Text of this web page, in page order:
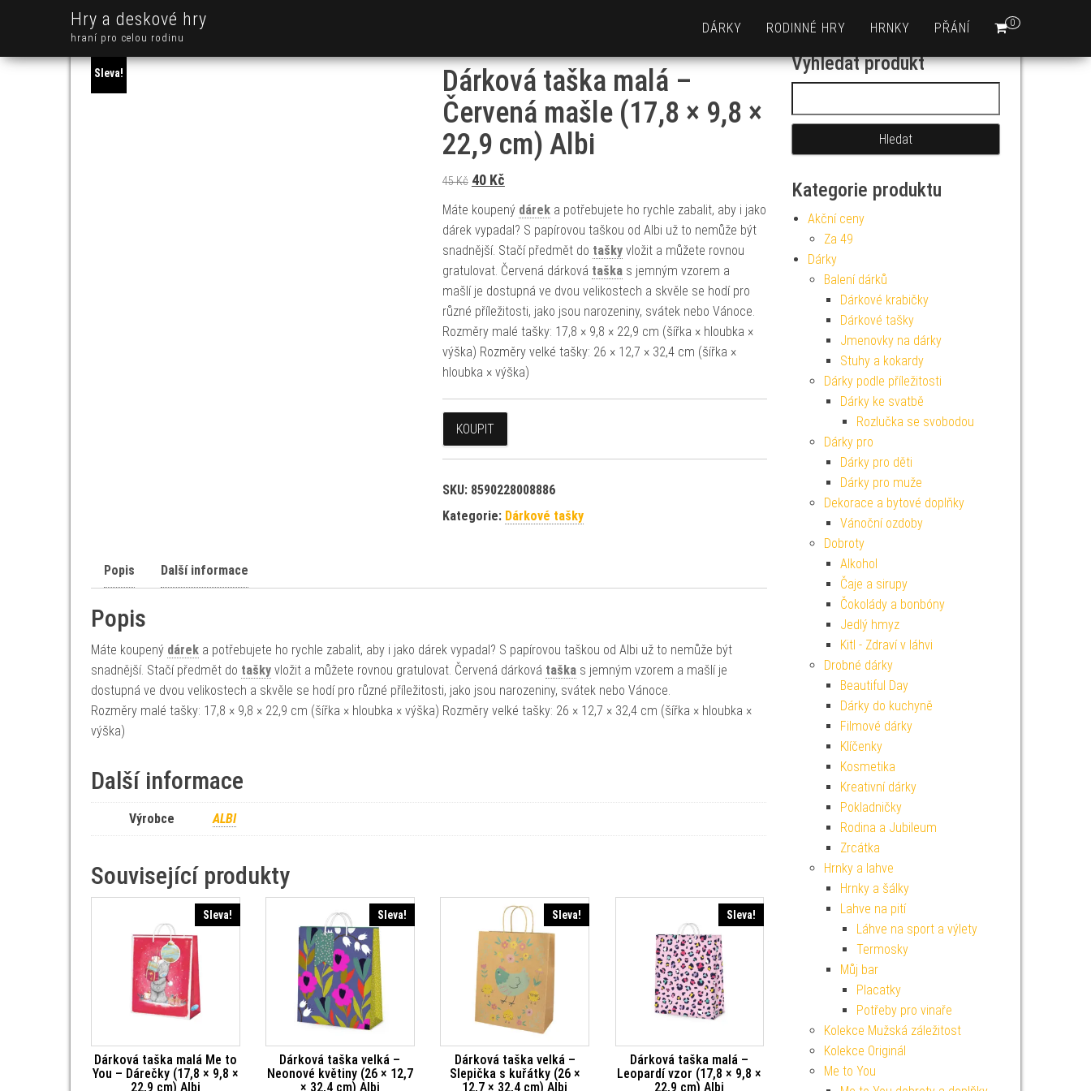
Hry a deskové hry
hraní pro celou rodinu
0
DÁRKY RODINNÉ HRY HRNKY PŘÁNÍ
Sleva!
Dárková taška malá –
Červená mašle (17,8 × 9,8 ×
22,9 cm) Albi
45Kč Původní cena byla: 45 Kč.
40 KčAktuální cena je: 40 Kč.
Máte koupený dáreka potřebujete ho rychle zabalit, aby i jako
dárek vypadal? S papírovou taškou od Albi už to nemůže být
snadnější. Stačí předmět do taškyvložit a můžete rovnou
gratulovat. Červená dárková taškas jemným vzorem a
mašlí je dostupná ve dvou velikostech a skvěle se hodí pro
různé příležitosti, jako jsou narozeniny, svátek nebo Vánoce.
Rozměry malé tašky: 17,8 × 9,8 × 22,9 cm (šířka × hloubka ×
výška) Rozměry velké tašky: 26 × 12,7 × 32,4 cm (šířka ×
hloubka × výška)
KOUPIT
SKU: 8590228008886
Kategorie: Dárkové tašky
Popis Další informace
Popis
Máte koupený dárek a potřebujete ho rychle zabalit, aby i jako dárek vypadal? S papírovou taškou od Albi už to nemůže být
snadnější. Stačí předmět do tašky vložit a můžete rovnou gratulovat. Červená dárková taška s jemným vzorem a mašlí je
dostupná ve dvou velikostech a skvěle se hodí pro různé příležitosti, jako jsou narozeniny, svátek nebo Vánoce.
Rozměry malé tašky: 17,8 × 9,8 × 22,9 cm (šířka × hloubka × výška) Rozměry velké tašky: 26 × 12,7 × 32,4 cm (šířka × hloubka ×
výška)
Další informace
Výrobce ALBI
Související produkty
Sleva!
Dárková taška malá Me to
You – Dárečky (17,8 × 9,8 ×
22,9 cm) Albi
Sleva!
Dárková taška velká –
Neonové květiny (26 × 12,7
× 32,4 cm) Albi
Sleva!
Dárková taška velká –
Slepička s kuřátky (26 ×
12,7 × 32,4 cm) Albi
Sleva!
Dárková taška malá –
Leopardí vzor (17,8 × 9,8 ×
22,9 cm) Albi
Vyhledat produkt
Kategorie produktu
Akční ceny
Za 49
Dárky
Balení dárků
Dárkové krabičky
Dárkové tašky
Jmenovky na dárky
Stuhy a kokardy
Dárky podle příležitosti
Dárky ke svatbě
Rozlučka se svobodou
Dárky pro
Dárky pro děti
Dárky pro muže
Dekorace a bytové doplňky
Vánoční ozdoby
Dobroty
Alkohol
Čaje a sirupy
Čokolády a bonbóny
Jedlý hmyz
Kitl - Zdraví v láhvi
Drobné dárky
Beautiful Day
Dárky do kuchyně
Filmové dárky
Klíčenky
Kosmetika
Kreativní dárky
Pokladničky
Rodina a Jubileum
Zrcátka
Hrnky a lahve
Hrnky a šálky
Lahve na pití
Láhve na sport a výlety
Termosky
Můj bar
Placatky
Potřeby pro vinaře
Kolekce Mužská záležitost
Kolekce Originál
Me to You